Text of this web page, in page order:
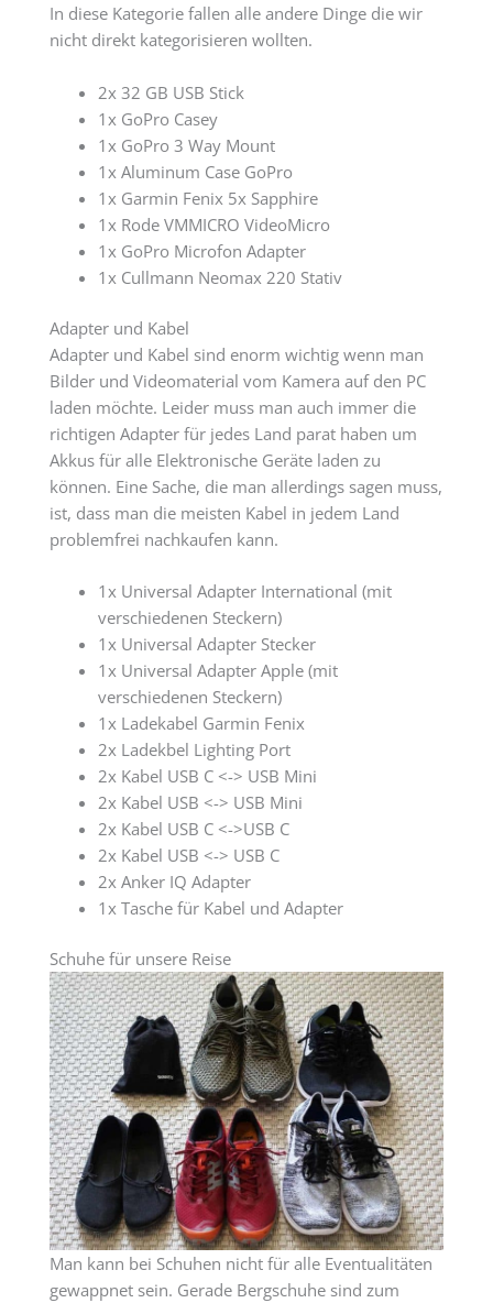
In diese Kategorie fallen alle andere Dinge die wir
nicht direkt kategorisieren wollten.
2x 32 GB USB Stick
1x GoPro Casey
1x GoPro 3 Way Mount
1x Aluminum Case GoPro
1x Garmin Fenix 5x Sapphire
1x Rode VMMICRO VideoMicro
1x GoPro Microfon Adapter
1x Cullmann Neomax 220 Stativ
Adapter und Kabel
Adapter und Kabel sind enorm wichtig wenn man
Bilder und Videomaterial vom Kamera auf den PC
laden möchte. Leider muss man auch immer die
richtigen Adapter für jedes Land parat haben um
Akkus für alle Elektronische Geräte laden zu
können. Eine Sache, die man allerdings sagen muss,
ist, dass man die meisten Kabel in jedem Land
problemfrei nachkaufen kann.
1x Universal Adapter International (mit
verschiedenen Steckern)
1x Universal Adapter Stecker
1x Universal Adapter Apple (mit
verschiedenen Steckern)
1x Ladekabel Garmin Fenix
2x Ladekbel Lighting Port
2x Kabel USB C <-> USB Mini
2x Kabel USB <-> USB Mini
2x Kabel USB C <->USB C
2x Kabel USB <-> USB C
2x Anker IQ Adapter
1x Tasche für Kabel und Adapter
Schuhe für unsere Reise
Man kann bei Schuhen nicht für alle Eventualitäten
gewappnet sein. Gerade Bergschuhe sind zum